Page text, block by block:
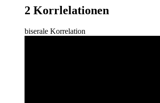
2 Korrlelationen
biserale Korrelation